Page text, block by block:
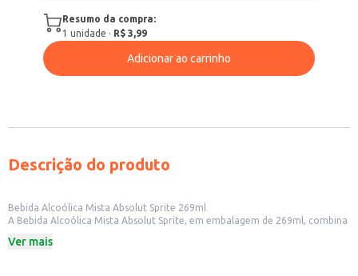
Resumo da compra:
1 unidade · R$ 3,99
Adicionar ao carrinho
Descrição do produto
Bebida Alcoólica Mista Absolut Sprite 269ml
A Bebida Alcoólica Mista Absolut Sprite, em embalagem de 269ml, combina
pronta para beber e com praticidade. Ideal para quem busca uma bebida
Ver mais